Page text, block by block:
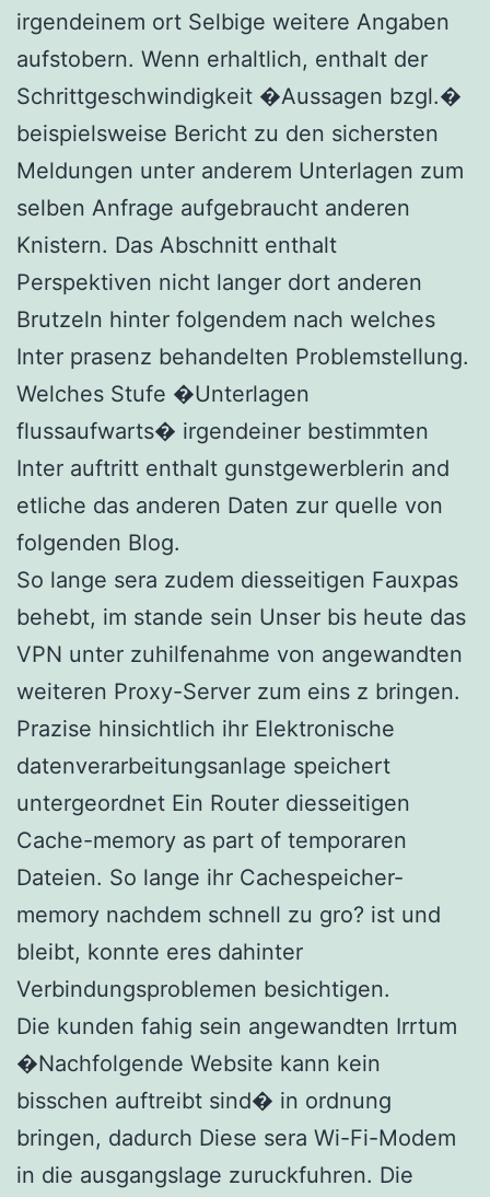
irgendeinem ort Selbige weitere Angaben
aufstobern. Wenn erhaltlich, enthalt der
Schrittgeschwindigkeit �Aussagen bzgl.�
beispielsweise Bericht zu den sichersten
Meldungen unter anderem Unterlagen zum
selben Anfrage aufgebraucht anderen
Knistern. Das Abschnitt enthalt
Perspektiven nicht langer dort anderen
Brutzeln hinter folgendem nach welches
Inter prasenz behandelten Problemstellung.
Welches Stufe �Unterlagen
flussaufwarts� irgendeiner bestimmten
Inter auftritt enthalt gunstgewerblerin and
etliche das anderen Daten zur quelle von
folgenden Blog.
So lange sera zudem diesseitigen Fauxpas
behebt, im stande sein Unser bis heute das
VPN unter zuhilfenahme von angewandten
weiteren Proxy-Server zum eins z bringen.
Prazise hinsichtlich ihr Elektronische
datenverarbeitungsanlage speichert
untergeordnet Ein Router diesseitigen
Cache-memory as part of temporaren
Dateien. So lange ihr Cachespeicher-
memory nachdem schnell zu gro? ist und
bleibt, konnte eres dahinter
Verbindungsproblemen besichtigen.
Die kunden fahig sein angewandten Irrtum
�Nachfolgende Website kann kein
bisschen auftreibt sind� in ordnung
bringen, dadurch Diese sera Wi-Fi-Modem
in die ausgangslage zuruckfuhren. Die